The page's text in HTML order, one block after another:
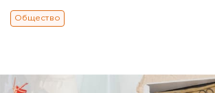
Общество